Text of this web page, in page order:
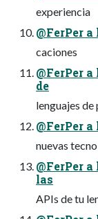
experiencia
@FerPer
caciones
@FerPer
de
lenguajes
@FerPer
nuevas
@FerPer
las
APIs de tu